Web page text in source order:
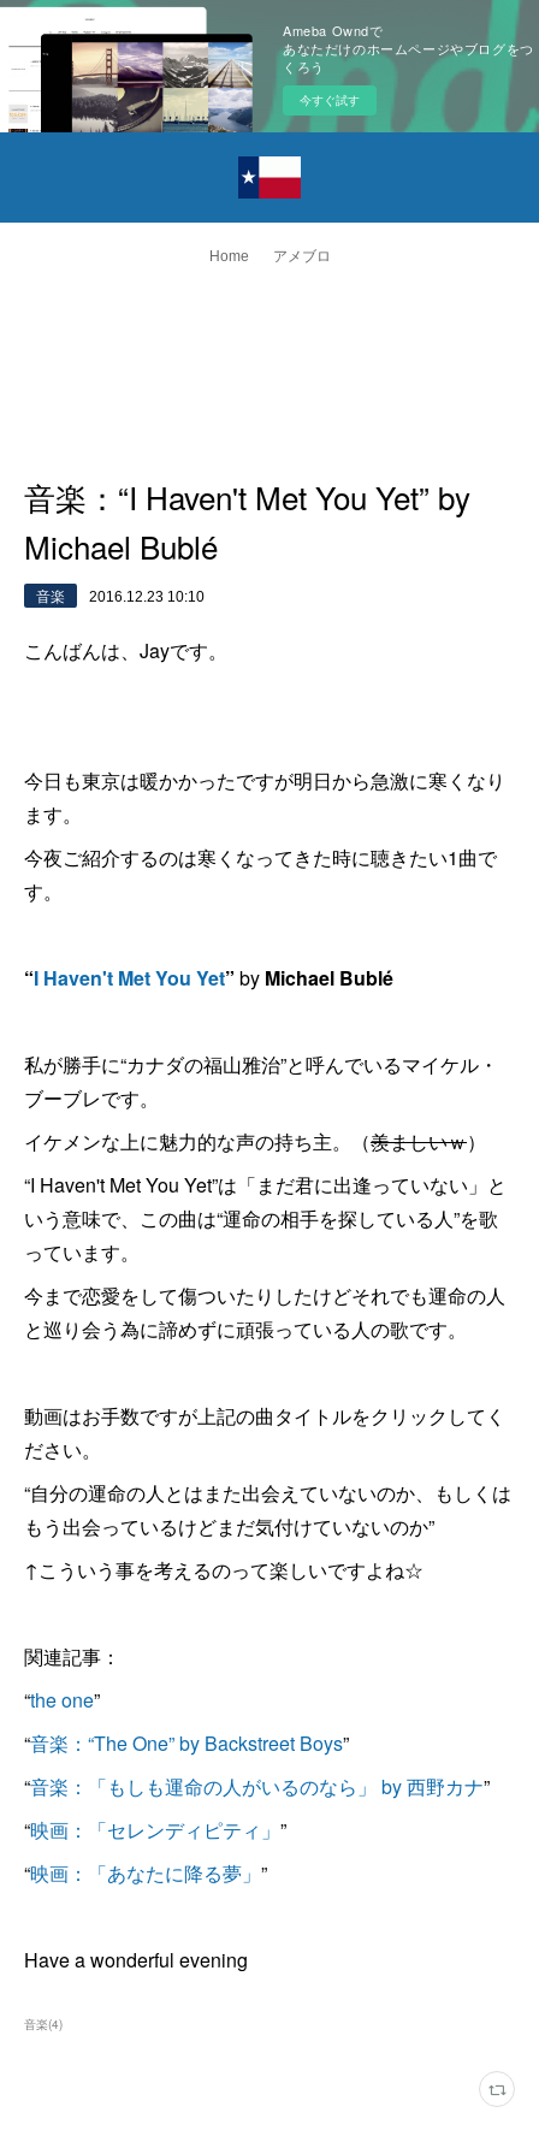
Ameba Owndで
あなただけのホームページやブログをつ
くろう
今すぐ試す
Home アメブロ
音楽：“I Haven't Met You Yet” by
Michael Bublé
音楽 2016.12.23 10:10
こんばんは、Jayです。
今日も東京は暖かかったですが明日から急激に寒くなり
ます。
今夜ご紹介するのは寒くなってきた時に聴きたい1曲で
す。
“I Haven't Met You Yet” by Michael Bublé
私が勝手に“カナダの福山雅治”と呼んでいるマイケル・
ブーブレです。
イケメンな上に魅力的な声の持ち主。（羨ましいｗ）
“I Haven't Met You Yet”は「まだ君に出逢っていない」と
いう意味で、この曲は“運命の相手を探している人”を歌
っています。
今まで恋愛をして傷ついたりしたけどそれでも運命の人
と巡り会う為に諦めずに頑張っている人の歌です。
動画はお手数ですが上記の曲タイトルをクリックしてく
ださい。
“自分の運命の人とはまた出会えていないのか、もしくは
もう出会っているけどまだ気付けていないのか”
↑こういう事を考えるのって楽しいですよね☆
関連記事：
“the one”
“音楽：“The One” by Backstreet Boys”
“音楽：「もしも運命の人がいるのなら」 by 西野カナ”
“映画：「セレンディピティ」 ”
“映画：「あなたに降る夢」 ”
Have a wonderful evening
音楽(4)